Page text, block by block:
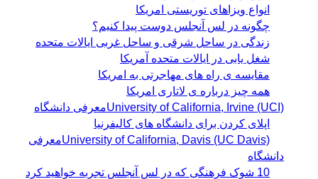
انواع ویزاهای توریستی امریکا
چگونه در لس آنجلس دوست پیدا کنیم؟
زندگی در ساحل شرقی و ساحل غربی ایالات متحده
شغل یابی در ایالات متحده آمریکا
مقایسه ی راه های مهاجرتی به امریکا
همه چیز درباره ی لاتاری امریکا
University of California, Irvine (UCI)معرفی دانشگاه
اپلای کردن برای دانشگاه های کالیفرنیا
University of California, Davis (UC Davis)معرفی
دانشگاه
10 شوک فرهنگی که در لس آنجلس تجربه خواهید کرد